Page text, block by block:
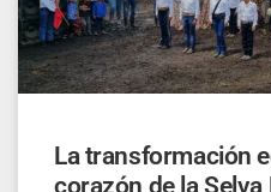
La transformación
corazón de la Selva